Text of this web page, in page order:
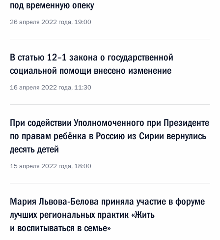
под временную опеку
26 апреля 2022 года, 19:00
В статью 12–1 закона о государственной
социальной помощи внесено изменение
16 апреля 2022 года, 11:30
При содействии Уполномоченного при Президенте
по правам ребёнка в Россию из Сирии вернулись
десять детей
15 апреля 2022 года, 18:00
Мария Львова-Белова приняла участие в форуме
лучших региональных практик «Жить
и воспитываться в семье»